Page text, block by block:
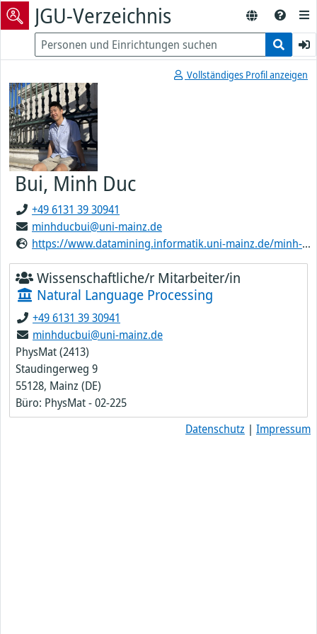
JGU-Verzeichnis
Vollständiges Profil anzeigen
Bui, Minh Duc
+49 6131 39 30941
minhducbui@uni-mainz.de
https://www.datamining.informatik.uni-mainz.de/minh-duc-bui/
Wissenschaftliche/r Mitarbeiter/in
Natural Language Processing
+49 6131 39 30941
minhducbui@uni-mainz.de
PhysMat (2413)
Staudingerweg 9
55128, Mainz (DE)
Büro: PhysMat - 02-225
Datenschutz | Impressum